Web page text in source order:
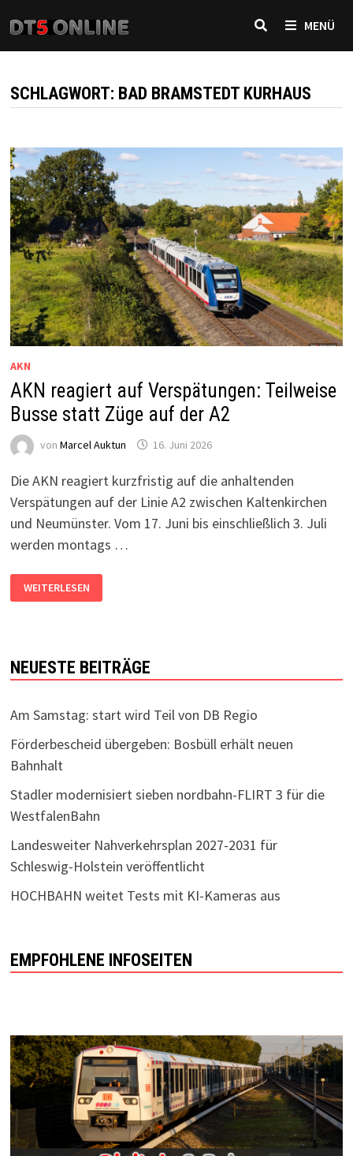
zum
Inhalt
MENÜ
SCHLAGWORT: BAD BRAMSTEDT KURHAUS
AKN
AKN reagiert auf Verspätungen: Teilweise
Busse statt Züge auf der A2
von Marcel Auktun 16. Juni 2026
Die AKN reagiert kurzfristig auf die anhaltenden
Verspätungen auf der Linie A2 zwischen Kaltenkirchen
und Neumünster. Vom 17. Juni bis einschließlich 3. Juli
werden montags …
REAGIERT
AUF
ZÜGE
AUF
DER
WEITERLESEN
NEUESTE BEITRÄGE
Am Samstag: start wird Teil von DB Regio
Förderbescheid übergeben: Bosbüll erhält neuen
Bahnhalt
Stadler modernisiert sieben nordbahn-FLIRT 3 für die
WestfalenBahn
Landesweiter Nahverkehrsplan 2027-2031 für
Schleswig-Holstein veröffentlicht
HOCHBAHN weitet Tests mit KI-Kameras aus
EMPFOHLENE INFOSEITEN